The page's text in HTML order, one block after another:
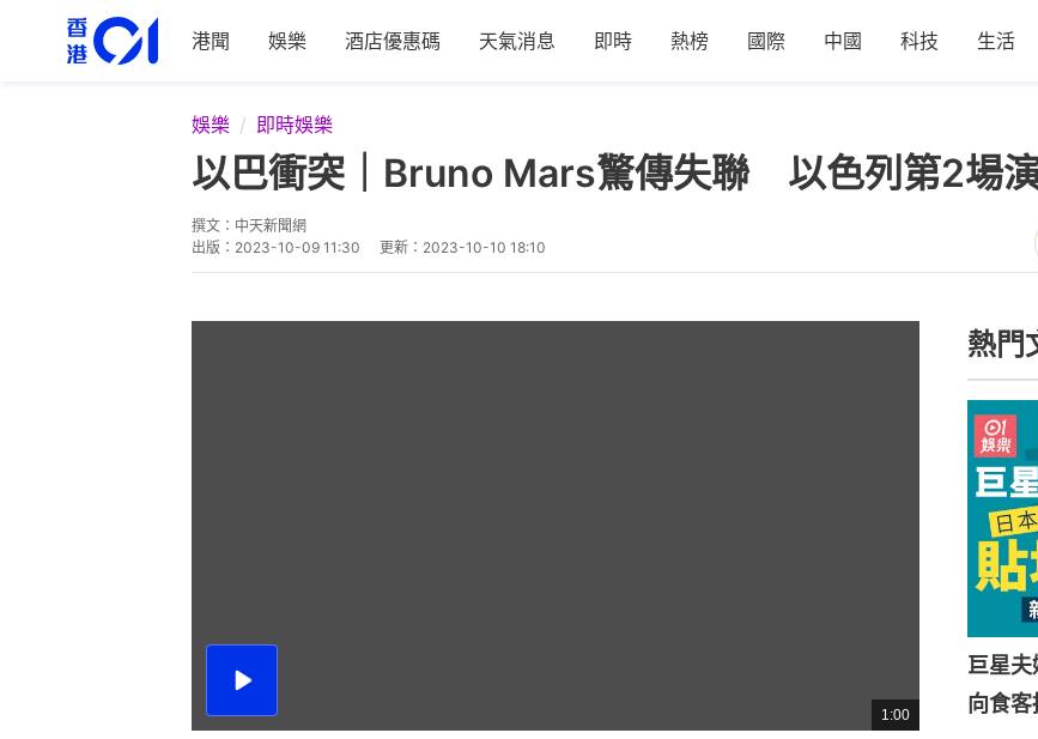
港聞 娛樂 酒店優惠碼 天氣消息 即時 熱榜 國際 中國 科技 生活
娛樂 即時娛樂
以巴衝突｜Bruno Mars驚傳失聯 以色列第2場
撰文： 中天新聞網
出版： 2023-10-09 11:30 更新： 2023-10-10 18:10
播
總
共
1:00
熱門
巨星
向食